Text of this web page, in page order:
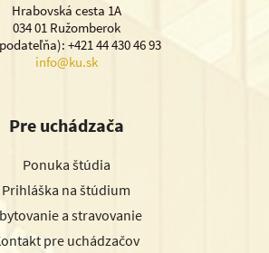
Hrabovská cesta 1A
034 01 Ružomberok
+421 44 430 46 93
info@ku.sk
Pre uchádzača
Ponuka štúdia
Prihláška na štúdium
a stravovanie
pre uchádzačov